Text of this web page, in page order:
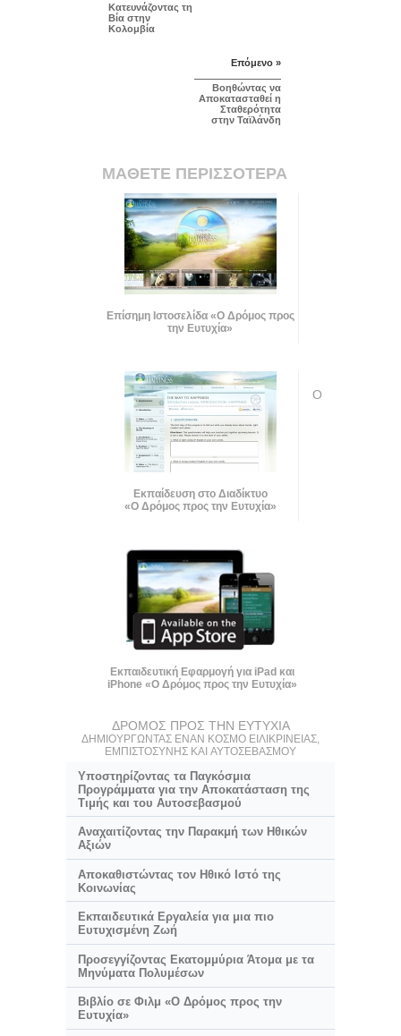
Κατευνάζοντας τη
Βία στην
Κολομβία
Επόμενο »
Βοηθώντας να
Αποκατασταθεί η
Σταθερότητα
στην Ταϊλάνδη
ΜΑΘΕΤΕ ΠΕΡΙΣΣΟΤΕΡΑ
Επίσημη Ιστοσελίδα «Ο Δρόμος προς
την Ευτυχία»
Εκπαίδευση στο Διαδίκτυο
«Ο Δρόμος προς την Ευτυχία»
Εκπαιδευτική Εφαρμογή για iPad και
iPhone «Ο Δρόμος προς την Ευτυχία»
Ο
ΔΡΟΜΟΣ ΠΡΟΣ ΤΗΝ ΕΥΤΥΧΙΑ
ΔΗΜΙΟΥΡΓΩΝΤΑΣ ΕΝΑΝ ΚΟΣΜΟ ΕΙΛΙΚΡΙΝΕΙΑΣ,
ΕΜΠΙΣΤΟΣΥΝΗΣ ΚΑΙ ΑΥΤΟΣΕΒΑΣΜΟΥ
Υποστηρίζοντας τα Παγκόσμια
Προγράμματα για την Αποκατάσταση της
Τιμής και του Αυτοσεβασμού
Αναχαιτίζοντας την Παρακμή των Ηθικών
Αξιών
Αποκαθιστώντας τον Ηθικό Ιστό της
Κοινωνίας
Εκπαιδευτικά Εργαλεία για μια πιο
Ευτυχισμένη Ζωή
Προσεγγίζοντας Εκατομμύρια Άτομα με τα
Μηνύματα Πολυμέσων
Βιβλίο σε Φιλμ «Ο Δρόμος προς την
Ευτυχία»